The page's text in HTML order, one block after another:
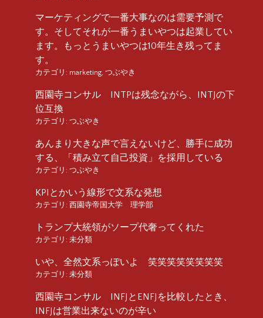
マーケティングで一番大事なのは需要予測で
す。そしてそれが一番うまいやつは起業してい
ます。もっとうまいやつは10年生き残ってま
す。
カテゴリ: marketing つぶやき
西園寺コンサル INTPは残念ながら、INTJの下
位互換
カテゴリ: つぶやき
あんまり大きな声で言えないけど、勝手に成功
する、「積み立て自己投資」を採用している
カテゴリ: つぶやき
KPIとかいう線形で文系な発想
カテゴリ: 西園寺帝国大学 理学部
トランプ大統領がソープ代奢ってくれた
カテゴリ: 未分類
いや、全然文系っぽいよ 笑笑笑笑笑笑笑笑
カテゴリ: 未分類
西園寺コンサル INFJとENFJを比較したとき、
INFJは営業出来ないのが辛い